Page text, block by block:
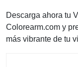
Descarga ahora tu
Colorearm.com y
más vibrante de tu